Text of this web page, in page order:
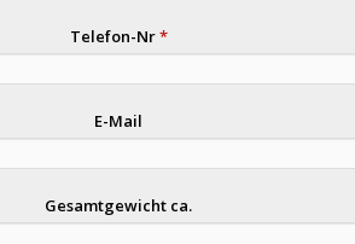
Telefon-Nr*
E-Mail
Gesamtgewicht ca.